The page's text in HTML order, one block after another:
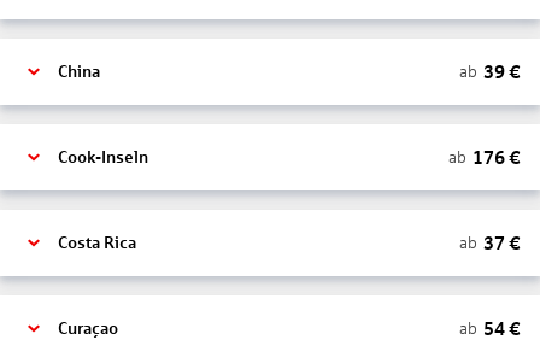
China ab 39€
Cook-Inseln ab 176€
Costa Rica ab 37 €
Curaçao ab 54€